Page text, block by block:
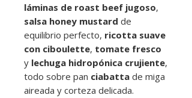
láminas de roast beef jugoso,
salsa honey mustard de
equilibrio perfecto, ricotta suave
con ciboulette, tomate fresco
y lechuga hidropónica crujiente,
todo sobre pan ciabatta de miga
aireada y corteza delicada.